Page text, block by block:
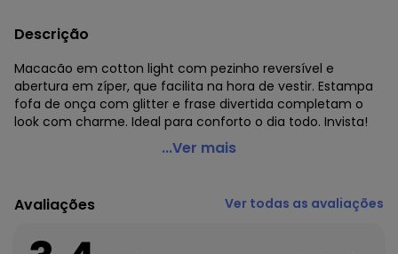
Descrição
Macacão em cotton light com pezinho reversível e
abertura em zíper, que facilita na hora de vestir. Estampa
fofa de onça com glitter e frase divertida completam o
look com charme. Ideal para conforto o dia todo. Invista!
Malwee Kids - Macacão Onça com Pé Reversível Laranja
Código do produto: 6565919
Comprimento da Manga: Longa
Fornecedor: MALWEE MALHAS LTDA / CNPJ 84.429.737/0001-
...Ver mais
Avaliações Ver todas as avaliações